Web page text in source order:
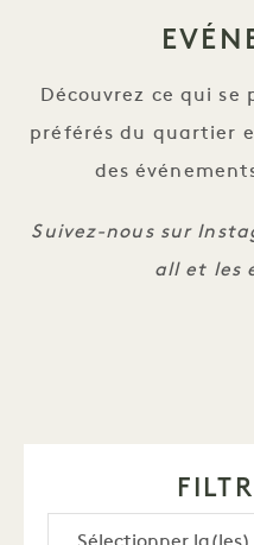
Découvrez ce qui se
préférés du quartier
des
Suivez-nous sur
all et les